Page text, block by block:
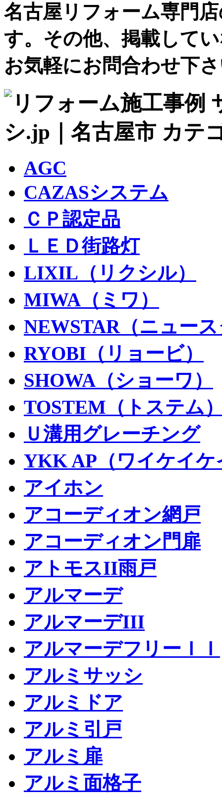
名古屋リフォーム専門
す。その他、掲載して
お気軽にお問合わせ下
AGC
CAZASシステム
ＣＰ認定品
ＬＥＤ街路灯
LIXIL（リクシル）
MIWA（ミワ）
NEWSTAR（ニュー
RYOBI（リョービ）
SHOWA（ショーワ）
TOSTEM（トステム
Ｕ溝用グレーチング
YKK AP（ワイケイケ
アイホン
アコーディオン網戸
アコーディオン門扉
アトモスII雨戸
アルマーデ
アルマーデIII
アルマーデフリーＩＩ
アルミサッシ
アルミドア
アルミ引戸
アルミ扉
アルミ面格子